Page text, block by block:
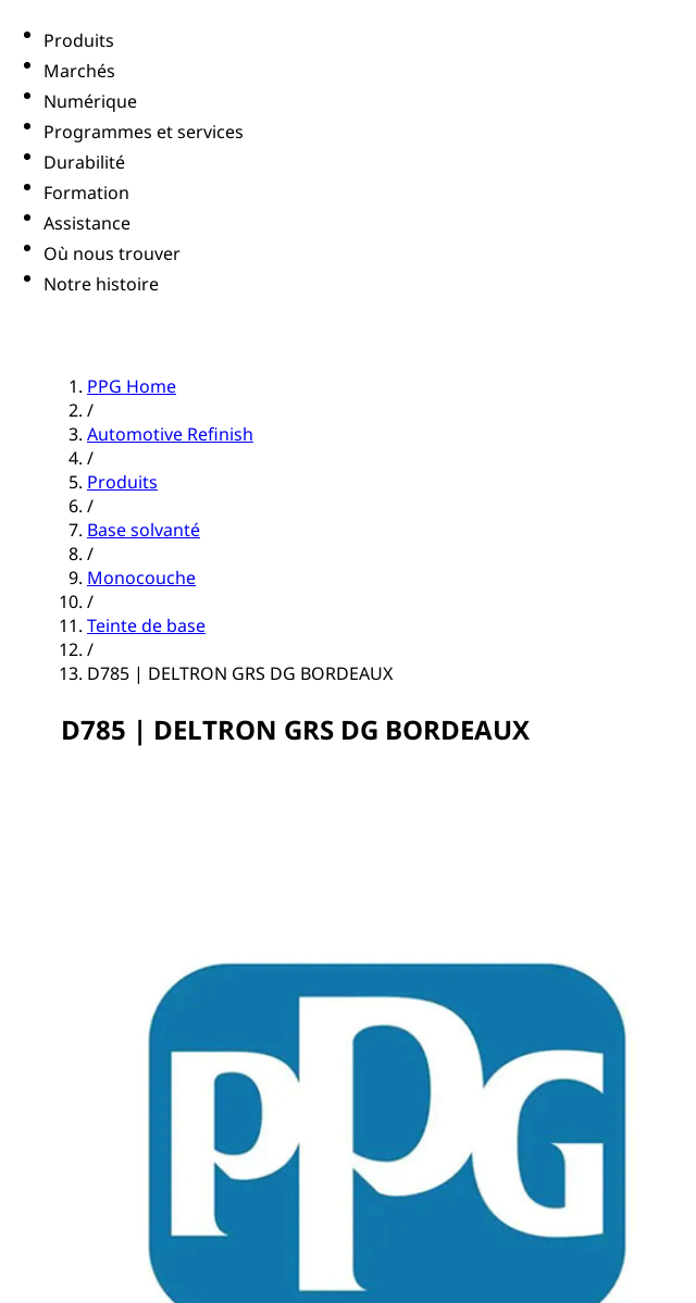
Produits
Marchés
Numérique
Programmes et services
Durabilité
Formation
Assistance
Où nous trouver
Notre histoire
PPG Home
/
Automotive Refinish
/
Produits
/
Base solvanté
/
Monocouche
/
Teinte de base
/
D785 | DELTRON GRS DG BORDEAUX
D785 | DELTRON GRS DG BORDEAUX